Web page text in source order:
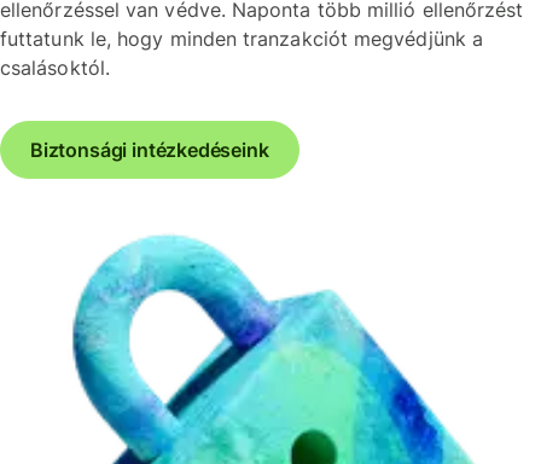
ellenőrzéssel van védve. Naponta több millió ellenőrzést
futtatunk le, hogy minden tranzakciót megvédjünk a
csalásoktól.
Biztonsági intézkedéseink